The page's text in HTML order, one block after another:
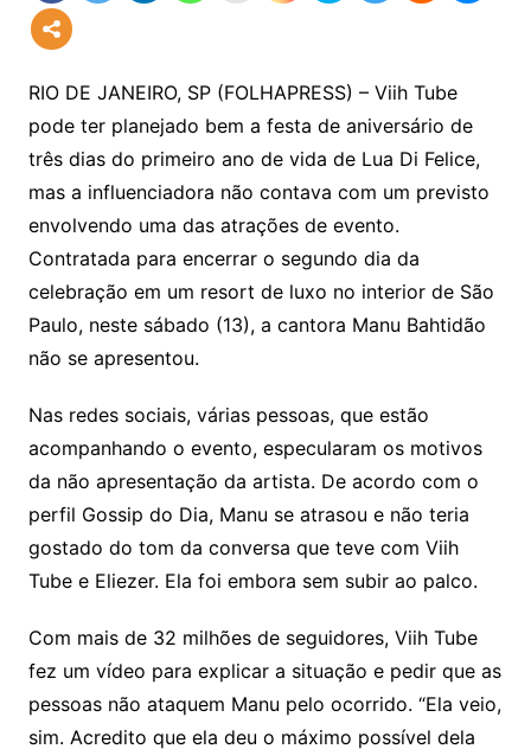
RIO DE JANEIRO, SP (FOLHAPRESS) – Viih Tube
pode ter planejado bem a festa de aniversário de
três dias do primeiro ano de vida de Lua Di Felice,
mas a influenciadora não contava com um previsto
envolvendo uma das atrações de evento.
Contratada para encerrar o segundo dia da
celebração em um resort de luxo no interior de São
Paulo, neste sábado (13), a cantora Manu Bahtidão
não se apresentou.
Nas redes sociais, várias pessoas, que estão
acompanhando o evento, especularam os motivos
da não apresentação da artista. De acordo com o
perfil Gossip do Dia, Manu se atrasou e não teria
gostado do tom da conversa que teve com Viih
Tube e Eliezer. Ela foi embora sem subir ao palco.
Com mais de 32 milhões de seguidores, Viih Tube
fez um vídeo para explicar a situação e pedir que as
pessoas não ataquem Manu pelo ocorrido. “Ela veio,
sim. Acredito que ela deu o máximo possível dela